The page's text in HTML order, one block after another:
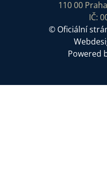
110 00
IČ:
© Oficiální
Powered